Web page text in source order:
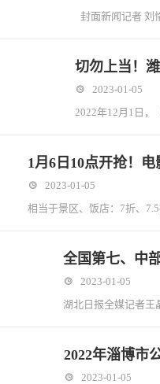
封面新闻记者 刘
切勿上当！
2023-01-05
2022年12月1日，
1月6日10点开抢！
2023-01-05
相当于景区、饭店：7折、
全国第七、中
2023-01-05
湖北日报全媒记者王
2022年淄博市
2023-01-05